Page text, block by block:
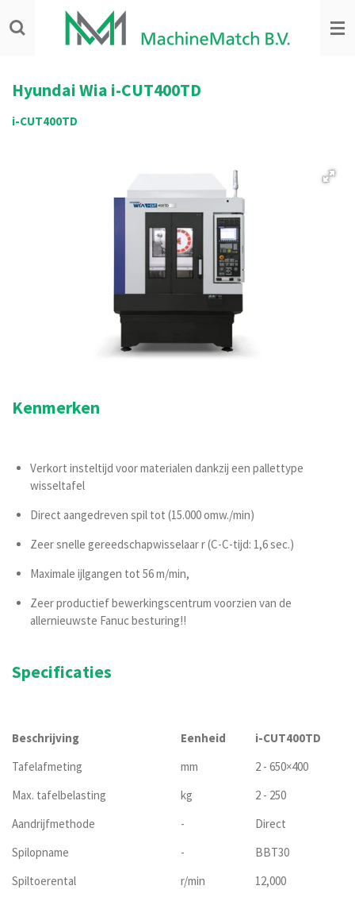
direct
hoofdinhoud
Hyundai Wia i-CUT400TD
i-CUT400TD
Kenmerken
Verkort insteltijd voor materialen dankzij een pallettype
wisseltafel
Direct aangedreven spil tot (15.000 omw./min)
Zeer snelle gereedschapwisselaar r (C-C-tijd: 1,6 sec.)
Maximale ijlgangen tot 56 m/min,
Zeer productief bewerkingscentrum voorzien van de
allernieuwste Fanuc besturing!!
Specificaties
Beschrijving Eenheid
i-CUT400TD
Tafelafmeting
mm
2 - 650×400
Max. tafelbelasting
kg
2 - 250
Aandrijfmethode
-
Direct
Spilopname
-
BBT30
Spiltoerental
r/min
12,000